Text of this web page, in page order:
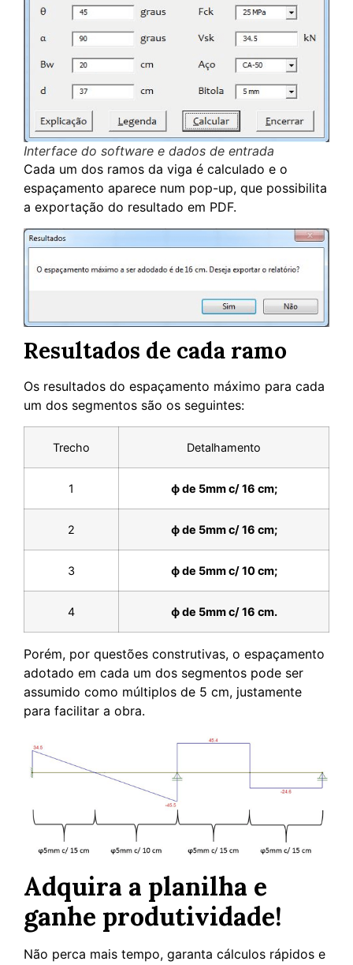
Interface do software e dados de entrada
Cada um dos ramos da viga é calculado e o
espaçamento aparece num pop-up, que possibilita
a exportação do resultado em PDF.
Resultados de cada ramo
Os resultados do espaçamento máximo para cada
um dos segmentos são os seguintes:
Trecho Detalhamento
1 ϕ de 5mm c/ 16 cm;
2 ϕ de 5mm c/ 16 cm;
3 ϕ de 5mm c/ 10 cm;
4 ϕ de 5mm c/ 16 cm.
Porém, por questões construtivas, o espaçamento
adotado em cada um dos segmentos pode ser
assumido como múltiplos de 5 cm, justamente
para facilitar a obra.
Adquira a planilha e
ganhe produtividade!
Não perca mais tempo, garanta cálculos rápidos e